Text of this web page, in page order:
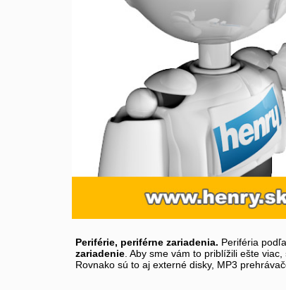
Periférie, periférne zariadenia. Periféria
zariadenie . Aby sme vám to priblížili ešte viac,
Rovnako sú to aj externé disky, MP3